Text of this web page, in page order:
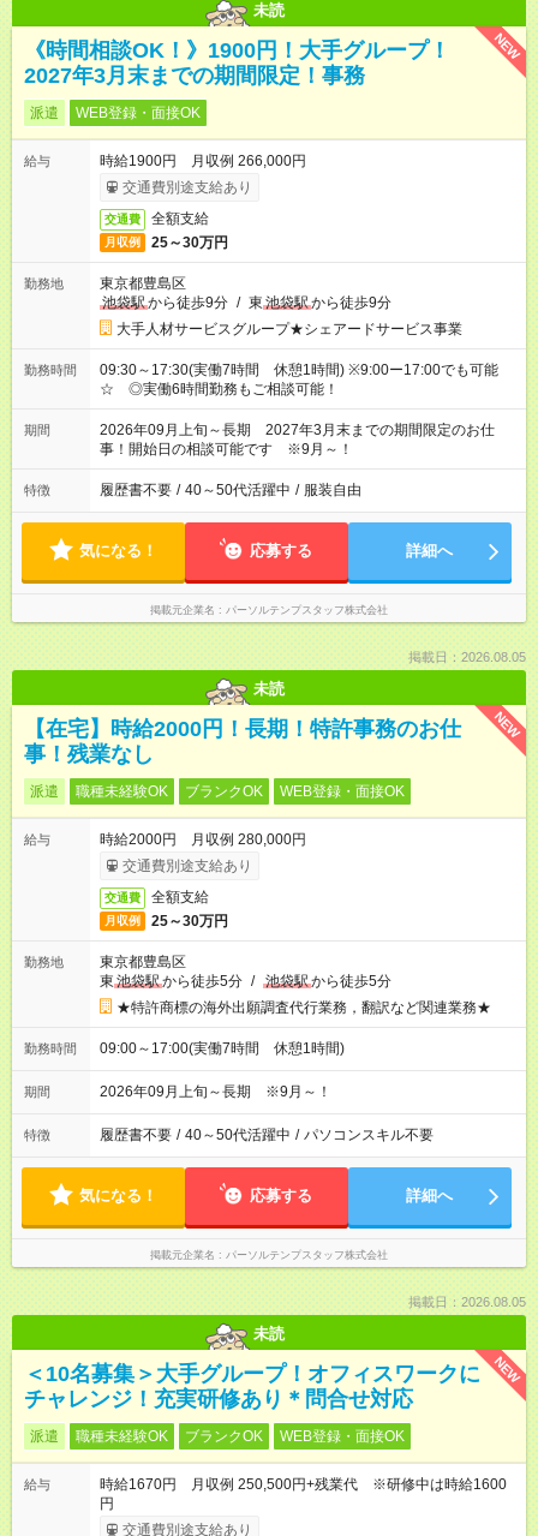
未読
NEW
《時間相談OK！》1900円！大手グループ！
2027年3月末までの期間限定！事務
派遣 WEB登録・面接OK
給与
時給1900円 月収例 266,000円
交通費別途支給あり
交通費 全額支給
月収例 25～30万円
勤務地
東京都豊島区
池袋駅から徒歩9分 / 東 池袋駅から徒歩9分
大手人材サービスグループ★シェアードサービス事業
勤務時間
09:30～17:30(実働7時間 休憩1時間) ※9:00ー17:00でも可能
☆ ◎実働6時間勤務もご相談可能！
期間
2026年09月上旬～長期 2027年3月末までの期間限定のお仕
事！開始日の相談可能です ※9月～！
特徴 履歴書不要 / 40～50代活躍中 / 服装自由
気になる！ 応募する 詳細へ
掲載元企業名 パーソルテンプスタッフ株式会社
掲載日：2026.08.05
未読
NEW
【在宅】時給2000円！長期！特許事務のお仕
事！残業なし
派遣 職種未経験OK ブランクOK WEB登録・面接OK
給与
時給2000円 月収例 280,000円
交通費別途支給あり
交通費 全額支給
月収例 25～30万円
勤務地
東京都豊島区
東 池袋駅から徒歩5分 / 池袋駅から徒歩5分
★特許商標の海外出願調査代行業務，翻訳など関連業務★
勤務時間 09:00～17:00(実働7時間 休憩1時間)
期間 2026年09月上旬～長期 ※9月～！
特徴 履歴書不要 / 40～50代活躍中 / パソコンスキル不要
気になる！ 応募する 詳細へ
掲載元企業名 パーソルテンプスタッフ株式会社
掲載日：2026.08.05
未読
NEW
＜10名募集＞大手グループ！オフィスワークに
チャレンジ！充実研修あり＊問合せ対応
派遣 職種未経験OK ブランクOK WEB登録・面接OK
給与
時給1670円 月収例 250,500円+残業代 ※研修中は時給1600
円
交通費別途支給あり